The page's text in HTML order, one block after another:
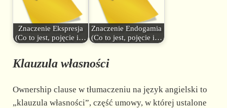
Znaczenie Ekspresja
(Co to jest, pojęcie i…
Znaczenie Endogamia
(Co to jest, pojęcie i…
Klauzula własności
Ownership clause w tłumaczeniu na język angielski to
„klauzula własności”, część umowy, w której ustalone